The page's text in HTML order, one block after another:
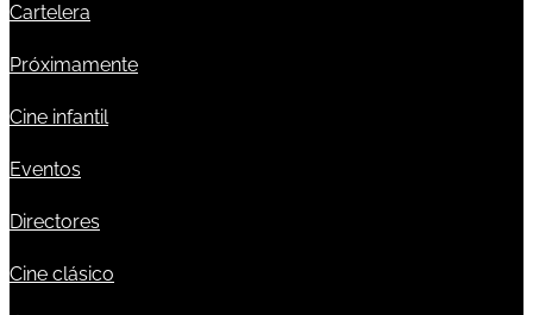
Cartelera
Próximamente
Cine infantil
Eventos
Directores
Cine clásico